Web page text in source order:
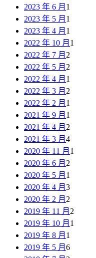
2023 年 6 月 1
2023 年 5 月 1
2023 年 4 月 1
2022 年 10 月 1
2022 年 7 月 2
2022 年 5 月 2
2022 年 4 月 1
2022 年 3 月 2
2022 年 2 月 1
2021 年 9 月 1
2021 年 4 月 2
2021 年 3 月 4
2020 年 11 月 1
2020 年 6 月 2
2020 年 5 月 1
2020 年 4 月 3
2020 年 2 月 2
2019 年 11 月 2
2019 年 10 月 1
2019 年 8 月 1
2019 年 5 月 6